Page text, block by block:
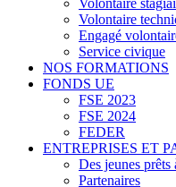
Volontaire
Volontaire
Engagé
Service civique
NOS FORMATIONS
FONDS UE
FSE 2023
FSE 2024
FEDER
ENTREPRISES ET
Des jeunes prêts
Partenaires